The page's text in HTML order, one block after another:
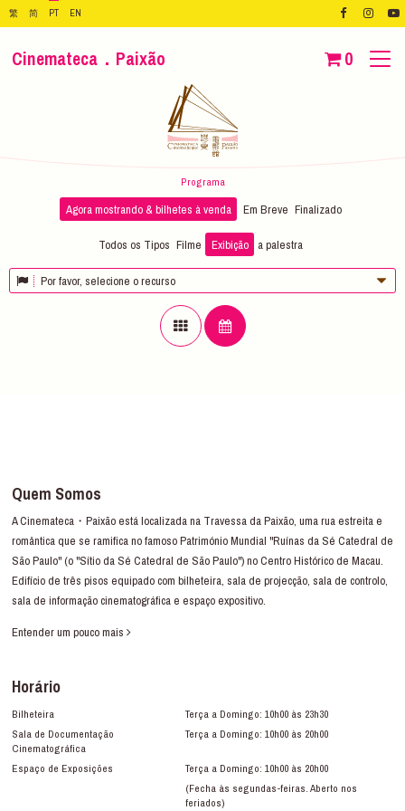
繁 简 PT EN
Cinemateca．Paixão 0
Programa
Agora mostrando & bilhetes à venda Em Breve Finalizado
Todos os Tipos Filme Exibição a palestra
Por favor, selecione o recurso
Quem Somos
A Cinemateca・Paixão está localizada na Travessa da Paixão, uma rua estreita e
romântica que se ramifica no famoso Património Mundial "Ruínas da Sé Catedral de
São Paulo" (o "Sítio da Sé Catedral de São Paulo") no Centro Histórico de Macau.
Edifício de três pisos equipado com bilheteira, sala de projecção, sala de controlo,
sala de informação cinematográfica e espaço expositivo.
Entender um pouco mais
Horário
Bilheteira
Terça a Domingo: 10h00 às 23h30
Sala de Documentação
Cinematográfica
Terça a Domingo: 10h00 às 20h00
Espaço de Exposições
Terça a Domingo: 10h00 às 20h00
(Fecha às segundas-feiras. Aberto nos
feriados)